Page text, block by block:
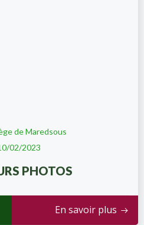
de Maredsous
02/2023
PHOTOS
En savoir plus